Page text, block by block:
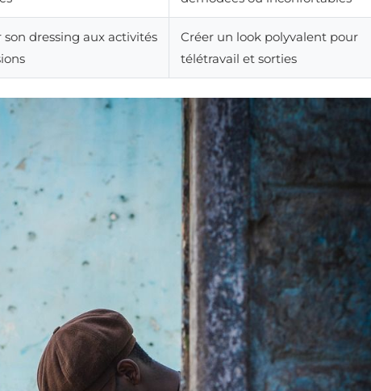
dressing aux activités
Créer un look polyvalent pour
télétravail et sorties